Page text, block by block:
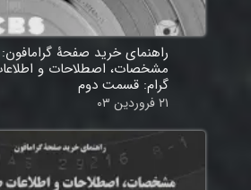
راهنمای خرید صفحۀ گرامافون:
مشخصات، اصطلاحات و
گرام: قسمت دوم
۲۱ فروردین ۰۳